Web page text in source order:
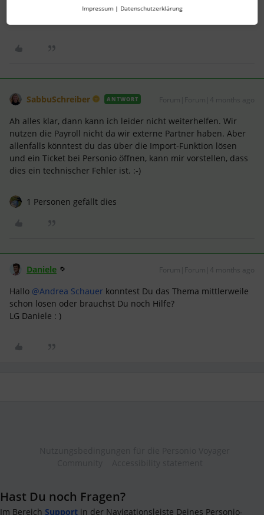
SabbuSchreiber ANTWORT
Ah alles klar, dann kann ich leider nicht weiterhelfen. Wir
nutzen die Payroll nicht da wir externe Partner haben. Aber
allenfalls könntest du das über die Import-Funktion lösen
und ein Ticket bei Personio öffnen, kann mir vorstellen, dass
dies ein technischer Fehler ist. :-)
1 Personen gefällt dies
Daniele Forum|Forum|4 months ago
Hallo ​ @Andrea Schauer konntest Du das Thema mittlerweile
schon lösen oder brauchst Du noch Hilfe?
LG Daniele : )
Hast Du noch Fragen?
Im Bereich Support in der Navigationsleiste Deines Personio-
Impressum | Datenschutzerklärung